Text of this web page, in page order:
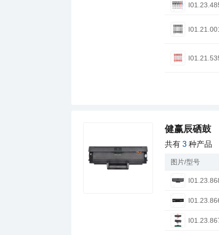
健赢辰硒鼓
共有3 种产品
图片/型号